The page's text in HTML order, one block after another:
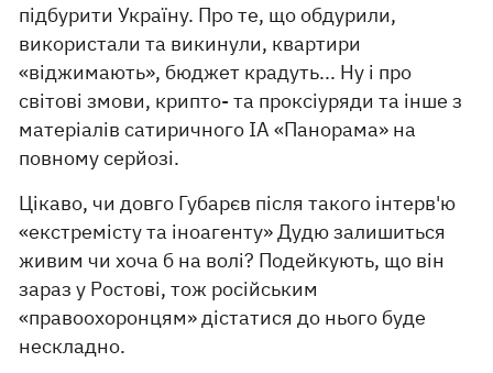
підбурити Україну. Про те, що обдурили,
використали та викинули, квартири
«віджимають», бюджет крадуть... Ну і про
світові змови, крипто- та проксіуряди та інше з
матеріалів сатиричного ІА «Панорама» на
повному серйозі.
Цікаво, чи довго Губарєв після такого інтерв'ю
«екстремісту та іноагенту» Дудю залишиться
живим чи хоча б на волі? Подейкують, що він
зараз у Ростові, тож російським
«правоохоронцям» дістатися до нього буде
нескладно.